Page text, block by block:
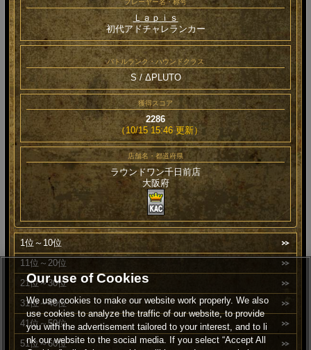
プレーヤー名・称号
Ｌａｐｉｓ
初代アドチャレランカー
バトルランク・ハウンドクラス
S / ΔPLUTO
獲得スコア
2286
（10/15 15:46 更新）
店舗名・都道府県
ラウンドワン千日前店
大阪府
1位～10位
11位～20位
21位～30位
31位～40位
41位～50位
51位～60位
Our use of Cookies
We use cookies to make our website work properly. We also
use cookies to analyze the traffic of our website, to provide
you with the advertisement tailored to your interest, and to li
nk our website to the social media. If you select “Accept All